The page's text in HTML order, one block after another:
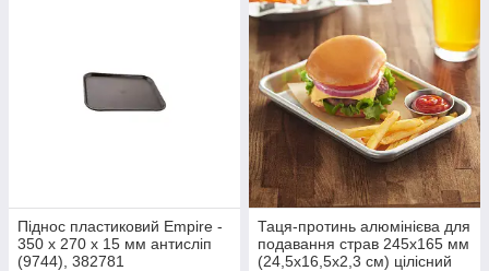
Піднос пластиковий Empire -
350 x 270 x 15 мм антисліп
(9744), 382781
Таця-протинь алюмінієва для
подавання страв 245х165 мм
(24,5х16,5х2,3 см) цілісний